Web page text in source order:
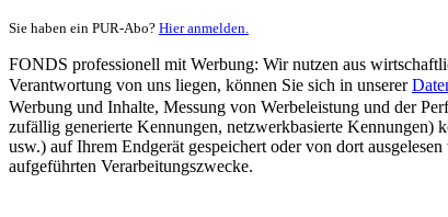
Sie haben ein PUR-Abo? Hier anmelden.
FONDS professionell mit Werbung: Wir nutzen aus
Verantwortung von uns liegen, können Sie sich in unserer
Werbung und Inhalte, Messung von Werbeleistung und der
zufällig generierte Kennungen, netzwerkbasierte Kennungen)
usw.) auf Ihrem Endgerät gespeichert oder von dort
aufgeführten Verarbeitungszwecke.